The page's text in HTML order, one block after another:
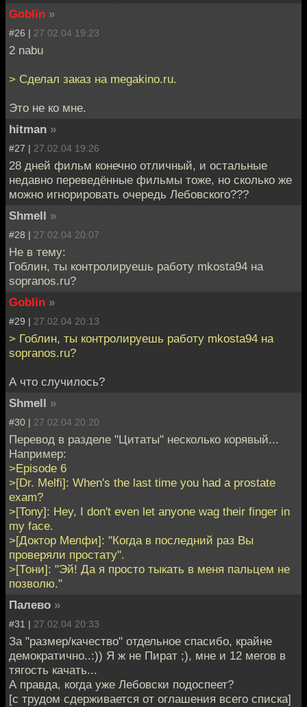
Goblin »
#26 | 27.02.04 19:23
2 nabu
> Сделал заказ на megakino.ru.
Это не ко мне.
hitman »
#27 | 27.02.04 19:26
28 дней фильм конечно отличный, и остальные
недавно переведённые фильмы тоже, но сколько же
можно игнорировать очередь Лебовского???
Shmell »
#28 | 27.02.04 20:07
Не в тему:
Гоблин, ты контролируешь работу mkosta94 на
sopranos.ru?
Goblin »
#29 | 27.02.04 20:13
> Гоблин, ты контролируешь работу mkosta94 на
sopranos.ru?
А что случилось?
Shmell »
#30 | 27.02.04 20:20
Перевод в разделе "Цитаты" несколько корявый...
Например:
>Episode 6
>[Dr. Melfi]: When's the last time you had a prostate
exam?
>[Tony]: Hey, I don't even let anyone wag their finger in
my face.
>[Доктор Мелфи]: "Когда в последний раз Вы
проверяли простату".
>[Тони]: "Эй! Да я просто тыкать в меня пальцем не
позволю."
Палево »
#31 | 27.02.04 20:33
За "размер/качество" отдельное спасибо, крайне
демократично..:)) Я ж не Пират ;), мне и 12 мегов в
тягость качать...
А правда, когда уже Лебовски подоспеет?
[с трудом сдерживается от оглашения всего списка]